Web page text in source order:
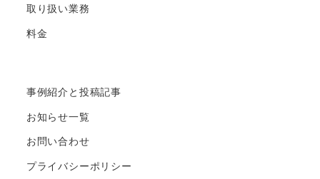
取り扱い業務
料金
事例紹介と投稿記事
お知らせ一覧
お問い合わせ
プライバシーポリシー